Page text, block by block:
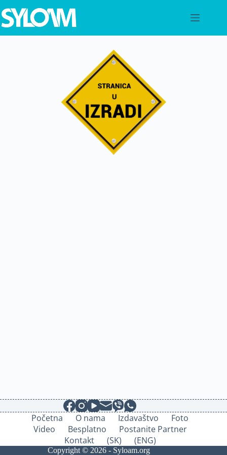
Početna O nama Izdavaštvo
Foto
Video
Besplatno
Postanite Partner
Kontakt
(SK) (ENG)
Copyright © 2026 - Syloam.org